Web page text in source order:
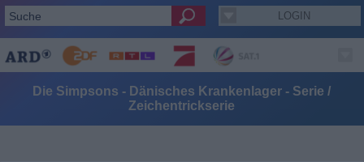
LOGIN
Die Simpsons - Dänisches Krankenlager - Serie /
Zeichentrickserie